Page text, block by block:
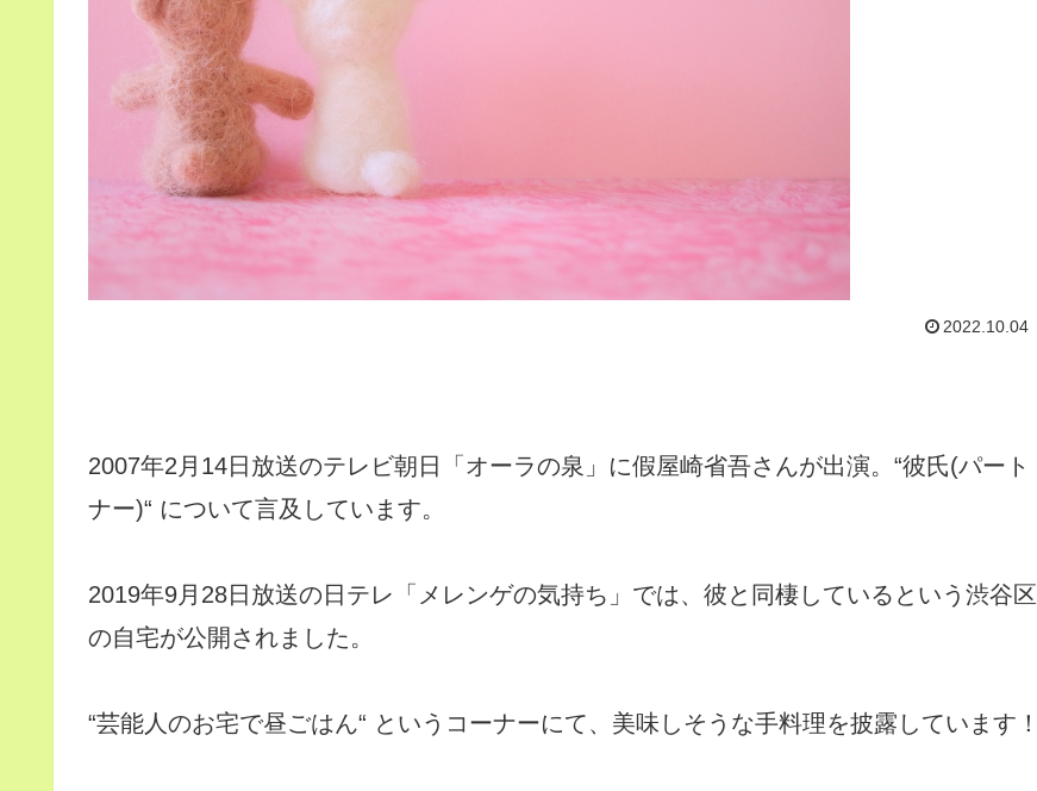
2022.10.04
2007年2月14日放送のテレビ朝日「オーラの泉」に假屋崎省吾さんが出演。“彼氏(パート
ナー)“ について言及しています。
2019年9月28日放送の日テレ「メレンゲの気持ち」では、彼と同棲しているという渋谷区
の自宅が公開されました。
“芸能人のお宅で昼ごはん“ というコーナーにて、美味しそうな手料理を披露しています！